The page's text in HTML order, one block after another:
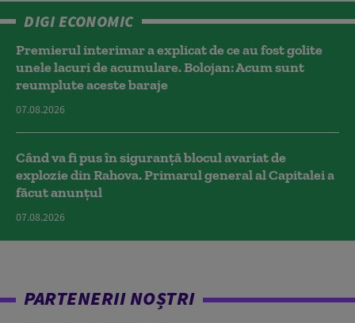
DIGI ECONOMIC
Premierul interimar a explicat de ce au fost golite
unele lacuri de acumulare. Bolojan: Acum sunt
reumplute aceste baraje
07.08.2026
Când va fi pus în siguranță blocul avariat de
explozie din Rahova. Primarul general al Capitalei a
făcut anunțul
07.08.2026
PARTENERII NOȘTRI